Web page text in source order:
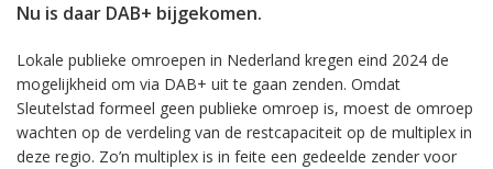
Nu is daar DAB+ bijgekomen.
Lokale publieke omroepen in Nederland kregen eind 2024 de
mogelijkheid om via DAB+ uit te gaan zenden. Omdat
Sleutelstad formeel geen publieke omroep is, moest de omroep
wachten op de verdeling van de restcapaciteit op de multiplex in
deze regio. Zo’n multiplex is in feite een gedeelde zender voor